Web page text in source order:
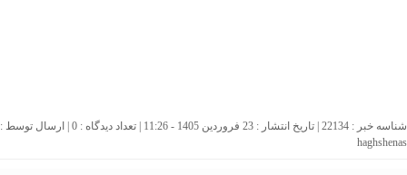
شناسه خبر : 22134 | تاریخ انتشار : 23 فروردین 1405 - 11:26 | تعداد دیدگاه : 0 | ارسال توسط :
haghshenas